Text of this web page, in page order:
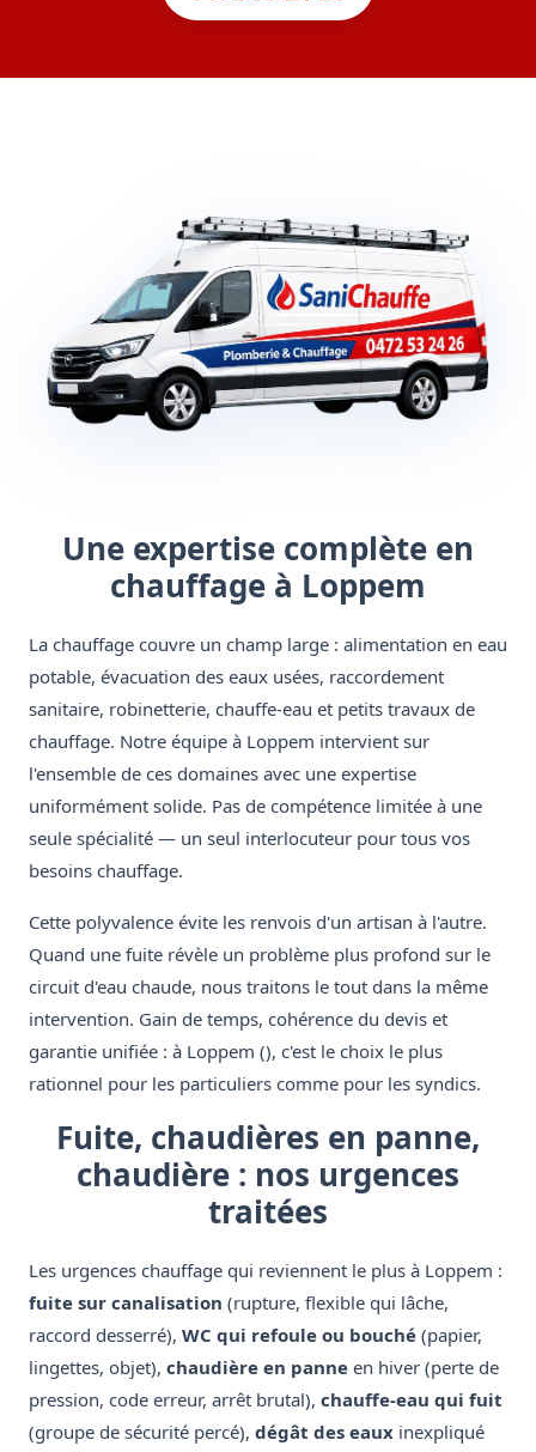
Une expertise complète en
chauffage à Loppem
La chauffage couvre un champ large : alimentation en eau
potable, évacuation des eaux usées, raccordement
sanitaire, robinetterie, chauffe-eau et petits travaux de
chauffage. Notre équipe à Loppem intervient sur
l'ensemble de ces domaines avec une expertise
uniformément solide. Pas de compétence limitée à une
seule spécialité — un seul interlocuteur pour tous vos
besoins chauffage.
Cette polyvalence évite les renvois d'un artisan à l'autre.
Quand une fuite révèle un problème plus profond sur le
circuit d'eau chaude, nous traitons le tout dans la même
intervention. Gain de temps, cohérence du devis et
garantie unifiée : à Loppem (), c'est le choix le plus
rationnel pour les particuliers comme pour les syndics.
Fuite, chaudières en panne,
chaudière : nos urgences
traitées
Les urgences chauffage qui reviennent le plus à Loppem :
fuite sur canalisation (rupture, flexible qui lâche,
raccord desserré), WC qui refoule ou bouché (papier,
lingettes, objet), chaudière en panne en hiver (perte de
pression, code erreur, arrêt brutal), chauffe-eau qui fuit
(groupe de sécurité percé), dégât des eaux inexpliqué